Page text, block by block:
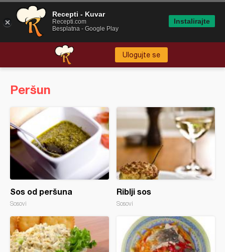
Ulogujte se
Peršun
Sos od peršuna
Sosovi
Riblji sos
Sosovi
Recepti - Kuvar
Recepti.com
Besplatna - Google Play
Instalirajte